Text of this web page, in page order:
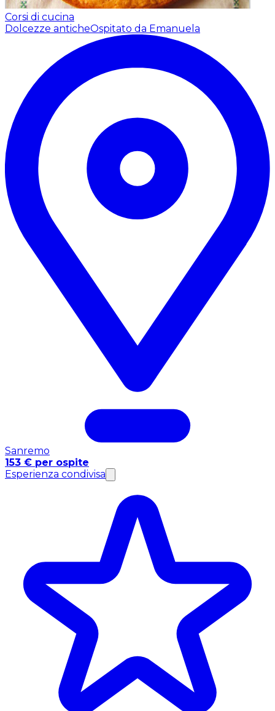
Corsi di cucina
Dolcezze anticheOspitato da Emanuela
Sanremo
153 € per ospite
Esperienza condivisa